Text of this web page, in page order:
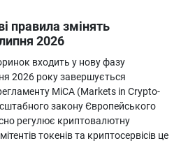
правила змінять
2026
входить у нову фазу
2026 року завершується
регламенту MiCA (Markets in Crypto-
закону Європейського
регулює криптовалютну
токенів та криптосервісів це